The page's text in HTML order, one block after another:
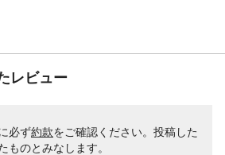
レビュー
必ず約款をご確認ください。投稿した
ものとみなします。